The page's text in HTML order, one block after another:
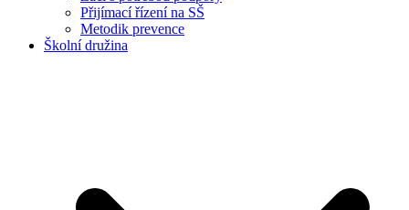
Přijímací řízení na SŠ
Metodik prevence
Školní družina